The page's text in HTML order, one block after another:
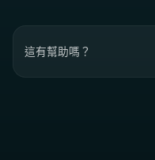
這有幫助嗎？